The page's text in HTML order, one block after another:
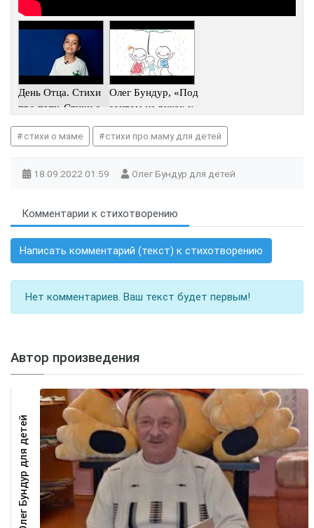
День Отца. Стихи
про папу. Стихи о
Олег Бундур, «Под
зонтом на руках у
стихи о маме стихи про маму для детей
18.09.2022 01:59 Олег Бундур для детей
Комментарии к стихотворению
Написать комментарий (текст) к стихотворению
Нет комментариев. Ваш текст будет первым!
Автор произведения
Олег Бундур для детей